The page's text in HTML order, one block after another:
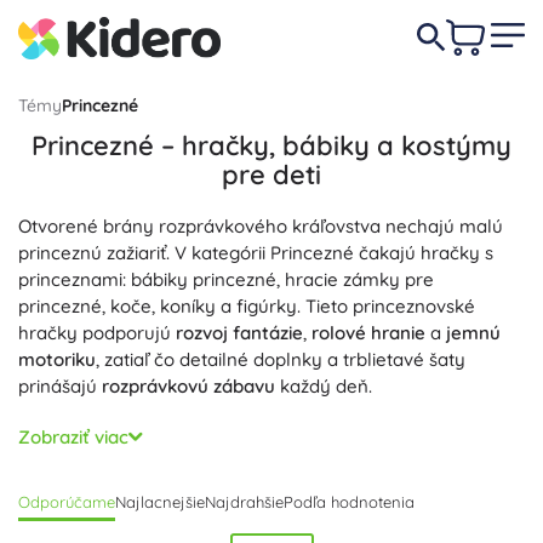
TémyPrincezné
Princezné – hračky, bábiky a kostýmy
pre deti
Otvorené brány rozprávkového kráľovstva nechajú malú
princeznú zažiariť. V kategórii Princezné čakajú hračky s
princeznami: bábiky princezné, hracie zámky pre
princezné, koče, koníky a figúrky. Tieto princeznovské
hračky podporujú rozvoj fantázie, rolové hranie a jemnú
motoriku, zatiaľ čo detailné doplnky a trblietavé šaty
prinášajú rozprávkovú zábavu každý deň.
Milovníčky klasických aj moderných princezien ocenia
bábiky s bohatými účesmi, korunky a kúzelné prútiky, ale
Kreatívne sady s princeznami, puzzle a stavebnice rozvíjajú
trpezlivosť a logické myslenie, zatiaľ čo kostýmy pre
Zobraziť viac
OdporúčameNajlacnejšieNajdrahšiePodľa hodnotenia